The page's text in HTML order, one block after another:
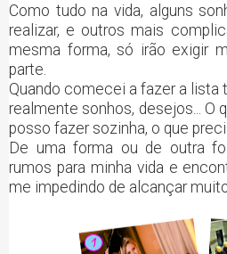
Como tudo na vida, alguns
realizar, e outros mais
mesma forma, só irão exigir
parte.
Quando comecei a fazer a lista
realmente sonhos, desejos... O
posso fazer sozinha, o que
De uma forma ou de outra
rumos para minha vida e
me impedindo de alcançar